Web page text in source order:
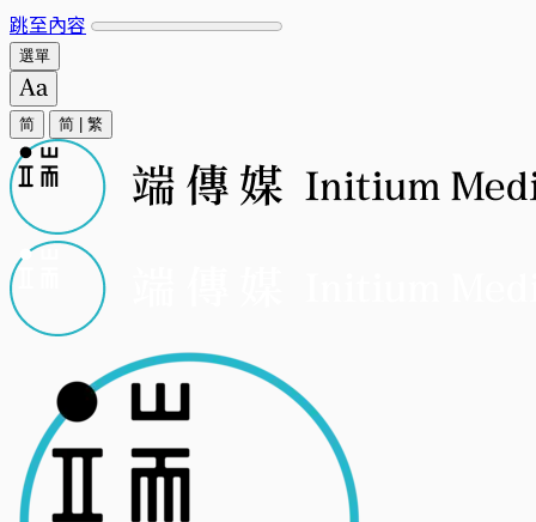
跳至內容
選單
简 简 繁